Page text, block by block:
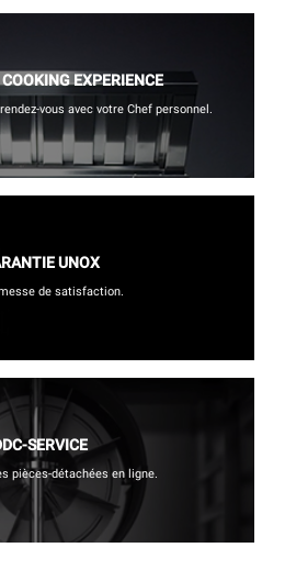
EXPERIENCE
vous avec votre Chef personnel.
UNOX
de satisfaction.
SERVICE
pièces-détachées en ligne.